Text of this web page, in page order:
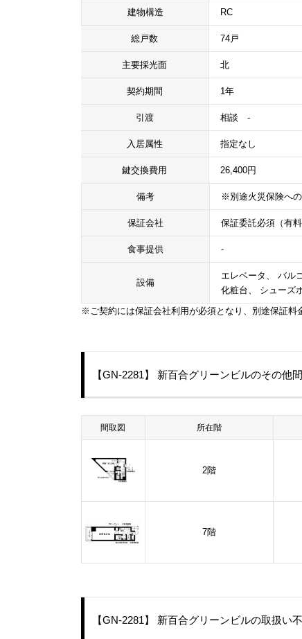
建物構造 RC
総戸数 74戸
主要採光面 北
契約期間 1年
引渡 相談 -
入居属性 指定なし
鍵交換費用 26,400円
備考 ※別途火災保険へ
保証会社 保証委託必須（有
食事提供 -
設備
エレベータ、 バル
化粧台、 シューズ
※ご契約には保証会社利用が必須となり、別途保証料
【GN-2281】 新百合グリーンビルのその他
間取図 所在階
2階
7階
【GN-2281】 新百合グリーンビルの取扱い